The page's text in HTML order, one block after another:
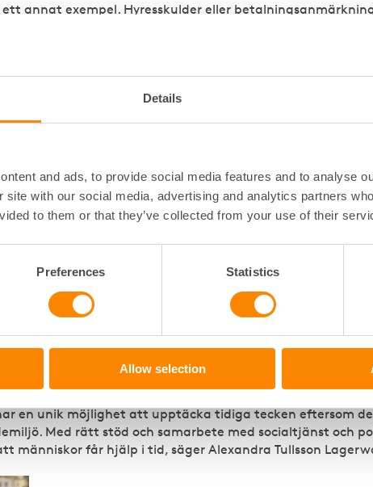
Details
and ads, to provide social media features and to analyse
site with our social media, advertising and analytics partners
to them or that they’ve collected from your use of their
Preferences Statistics
Allow selection
ett annat exempel. Hyresskulder eller
inte blunda när man misstänker våld i nära relation.
för att snabbt få rätt hjälp på plats, säger Alexandra.
händer och ta kontakt med socialtjänsten eller andra
kring hur man kan gå vidare.
andra Alingsåshem, polisen och Fastighetsägarna för att
i nära relationer.
en unik möjlighet att upptäcka tidiga tecken eftersom
Med rätt stöd och samarbete med socialtjänst och
människor får hjälp i tid, säger Alexandra Tullsson